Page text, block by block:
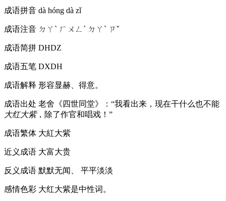
成语拼音 dà hóng dà zǐ
成语注音 ㄉㄚˋ ㄏㄨㄥˊ ㄉㄚˋ ㄗˇ
成语简拼 DHDZ
成语五笔 DXDH
成语解释 形容显赫、得意。
成语出处 老舍《四世同堂》：“我看出来，现在干什么也不能
大红大紫，除了作官和唱戏！”
成语繁体 大紅大紫
近义成语 大富大贵
反义成语 默默无闻、 平平淡淡
感情色彩 大红大紫是中性词。